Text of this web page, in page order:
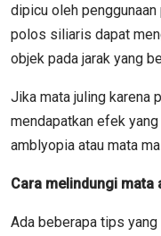
dipicu oleh
polos siliaris dapat
objek pada jarak yang
Jika mata juling karena
mendapatkan efek
amblyopia atau mata
Cara melindungi mata
Ada beberapa tips